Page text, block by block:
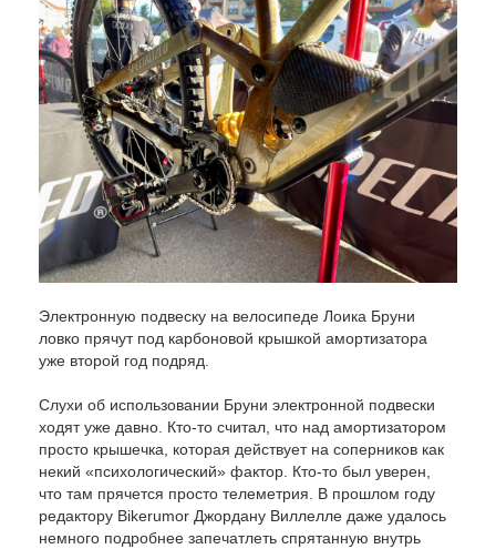
Электронную подвеску на велосипеде Лоика Бруни
ловко прячут под карбоновой крышкой амортизатора
уже второй год подряд.
Слухи об использовании Бруни электронной подвески
ходят уже давно. Кто-то считал, что над амортизатором
просто крышечка, которая действует на соперников как
некий «психологический» фактор. Кто-то был уверен,
что там прячется просто телеметрия. В прошлом году
редактору Bikerumor Джордану Виллелле даже удалось
немного подробнее запечатлеть спрятанную внутрь